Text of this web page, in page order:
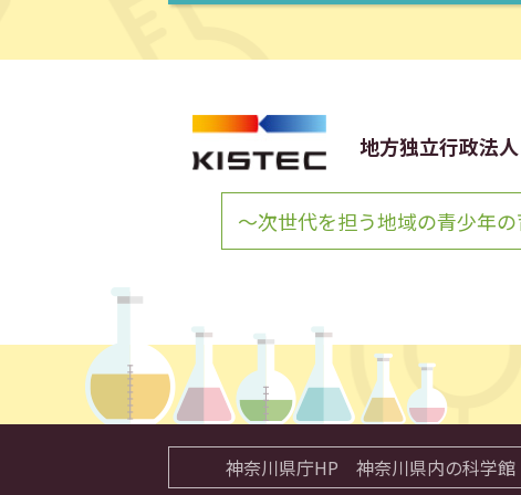
地方独立行政法人
～次世代を担う地域の青少年
神奈川県庁HP 神奈川県内の科学